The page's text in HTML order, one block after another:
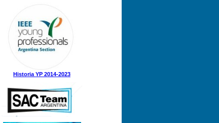
Historia YP 2014-2023